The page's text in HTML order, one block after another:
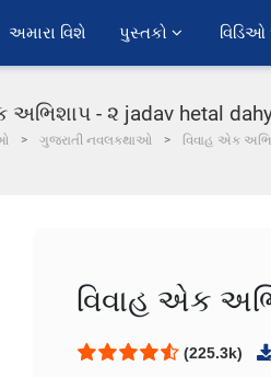
અમારા વિશે પુસ્તકો વિડિઓ
- ૨ jadav hetal
ગુજરાતી નવલકથાઓ વિવાહ એક
વિવાહ એક
(225.3k)